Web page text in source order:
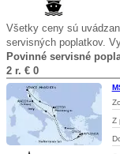
Všetky ceny sú
servisných poplatkov.
Povinné servisné
2 r. € 0
Z